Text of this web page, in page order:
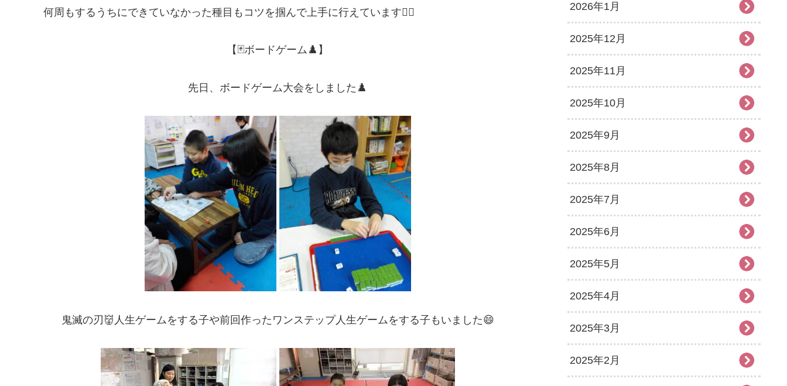
何周もするうちにできていなかった種目もコツを掴んで上手に行えています🏃‍♂️
【🃏ボードゲーム♟️】
先日、ボードゲーム大会をしました♟️
鬼滅の刃👹人生ゲームをする子や前回作ったワンステップ人生ゲームをする子もいました😄
2026年1月
2025年12月
2025年11月
2025年10月
2025年9月
2025年8月
2025年7月
2025年6月
2025年5月
2025年4月
2025年3月
2025年2月